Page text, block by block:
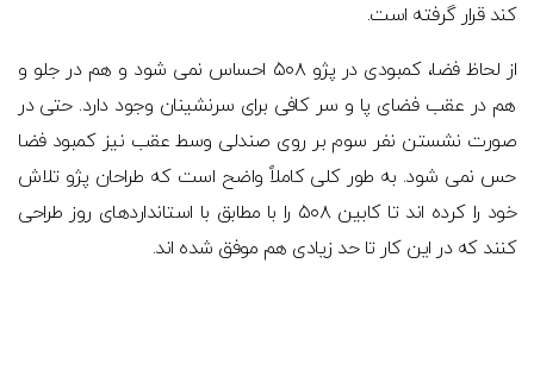
کند قرار گرفته است.
از لحاظ فضا، کمبودی در پژو ۵۰۸ احساس نمی شود و هم در جلو و
هم در عقب فضای پا و سر کافی برای سرنشینان وجود دارد. حتی در
صورت نشستن نفر سوم بر روی صندلی وسط عقب نیز کمبود فضا
حس نمی شود. به طور کلی کاملاً واضح است که طراحان پژو تلاش
خود را کرده اند تا کابین ۵۰۸ را با مطابق با استانداردهای روز طراحی
کنند که در این کار تا حد زیادی هم موفق شده اند.